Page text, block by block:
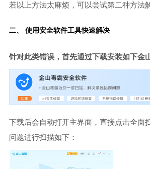
若以上方法太麻烦，可以尝试第二种方法
二、 使用安全软件工具快速解决
针对此类错误，首先通过下载安装如下金
下载后会自动打开主界面，直接点击全面
问题进行扫描如下：